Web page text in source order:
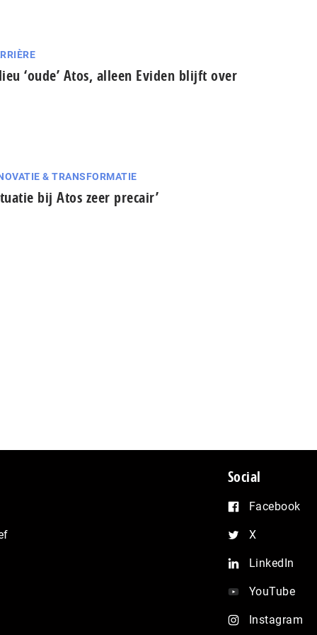
‘oude’ Atos, alleen Eviden blijft over
& TRANSFORMATIE
bij Atos zeer precair’
Social
Facebook
X
LinkedIn
YouTube
Instagram